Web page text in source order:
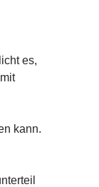
es,
kann.